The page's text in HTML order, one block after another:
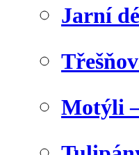
Jarní
Motýli